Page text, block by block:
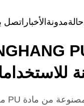
حالةمدونة الأخبار اتصل